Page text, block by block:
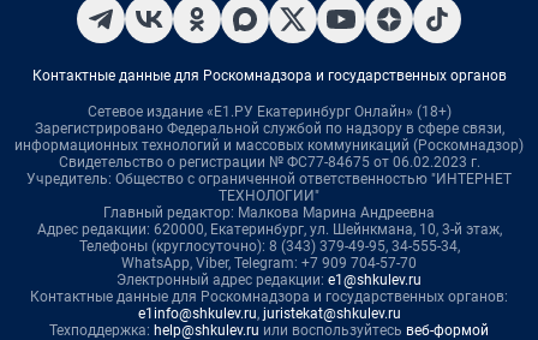
Контактные данные для Роскомнадзора и государственных органов
Сетевое издание «Е1.РУ Екатеринбург Онлайн» (18+)
Зарегистрировано Федеральной службой по надзору в сфере связи,
информационных технологий и массовых коммуникаций (Роскомнадзор)
Свидетельство о регистрации № ФС77-84675 от 06.02.2023 г.
Учредитель: Общество с ограниченной ответственностью "ИНТЕРНЕТ
ТЕХНОЛОГИИ"
Главный редактор: Малкова Марина Андреевна
Адрес редакции: 620000, Екатеринбург, ул. Шейнкмана, 10, 3-й этаж,
Телефоны (круглосуточно): 8 (343) 379-49-95, 34-555-34,
WhatsApp, Viber, Telegram: +7 909 704-57-70
Электронный адрес редакции: e1@shkulev.ru
Контактные данные для Роскомнадзора и государственных органов:
e1info@shkulev.ru, juristekat@shkulev.ru
Техподдержка: help@shkulev.ru или воспользуйтесь веб-формой